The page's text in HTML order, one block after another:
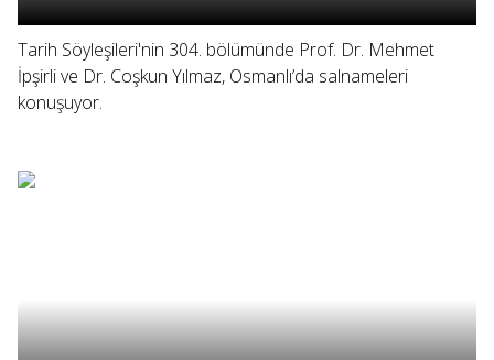
Tarih Söyleşileri'nin 304. bölümünde Prof. Dr. Mehmet
İpşirli ve Dr. Coşkun Yılmaz, Osmanlı’da salnameleri
konuşuyor.